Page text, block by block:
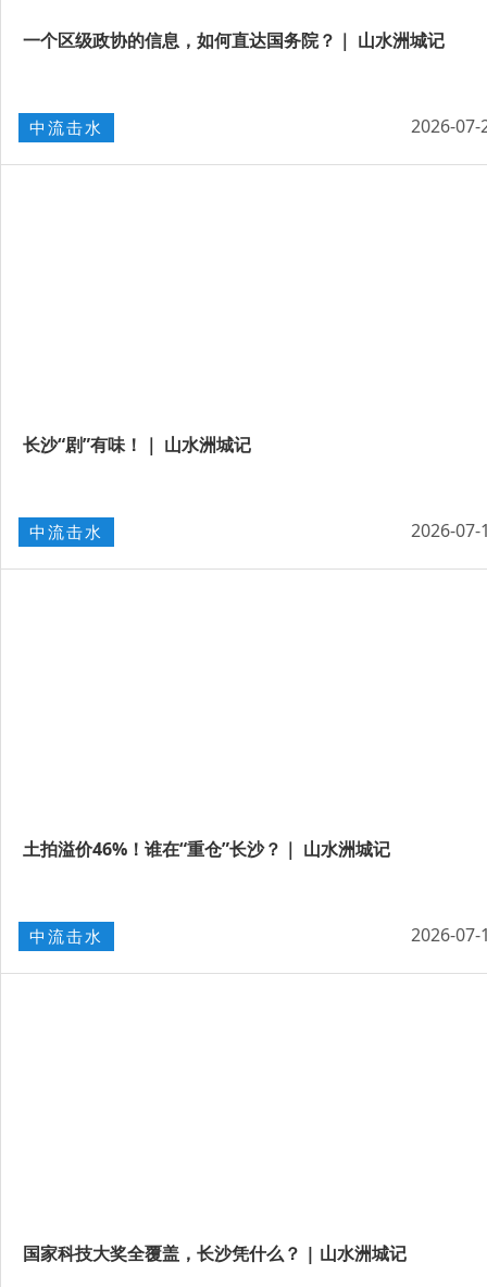
一个区级政协的信息，如何直达国务院？｜ 山水洲城记
中流击水 2026-07-
长沙“剧”有味！｜ 山水洲城记
中流击水 2026-07-
土拍溢价46%！谁在“重仓”长沙？｜ 山水洲城记
中流击水 2026-07-
国家科技大奖全覆盖，长沙凭什么？ | 山水洲城记